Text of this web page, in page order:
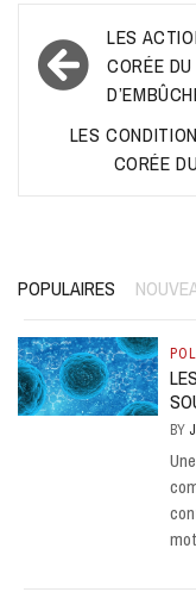
Navigation
de
l’article
LES
CORÉE
LES
CORÉE
POPULAIRES
BY